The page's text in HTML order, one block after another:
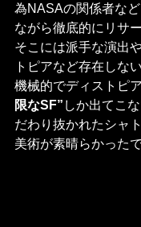
為NASAの関係者な
ながら徹底的にリサ
そこには派手な演出
トピアなど存在しな
機械的でディストピ
限なSF” しか出てこ
だわり抜かれたシャ
美術が素晴らかった